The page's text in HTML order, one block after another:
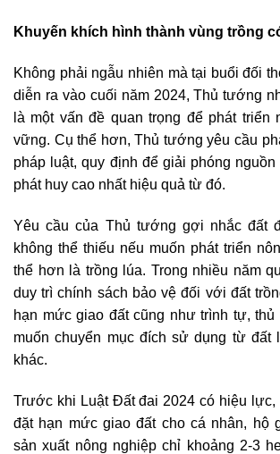
Khuyến khích hình thành vùng trồng
Không phải ngẫu nhiên mà tại buổi đối
diễn ra vào cuối năm 2024, Thủ tướng
là một vấn đề quan trọng để phát triển
vững. Cụ thể hơn, Thủ tướng yêu cầu
pháp luật, quy định để giải phóng
phát huy cao nhất hiệu quả từ đó.
Yêu cầu của Thủ tướng gợi nhắc đất
không thể thiếu nếu muốn phát triển
thể hơn là trồng lúa. Trong nhiều năm
duy trì chính sách bảo vệ đối với đất
hạn mức giao đất cũng như trình tự, thủ
muốn chuyển mục đích sử dụng từ đất
khác.
Trước khi Luật Đất đai 2024 có hiệu lực,
đặt hạn mức giao đất cho cá nhân, hộ
sản xuất nông nghiệp chỉ khoảng 2-3